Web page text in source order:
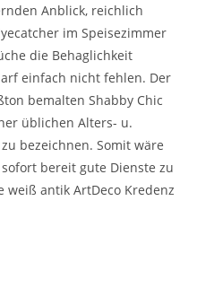
Anblick, reichlich
im Speisezimmer
die Behaglichkeit
einfach nicht fehlen. Der
bemalten Shabby Chic
üblichen Alters- u.
bezeichnen. Somit wäre
bereit gute Dienste zu
weiß antik ArtDeco Kredenz